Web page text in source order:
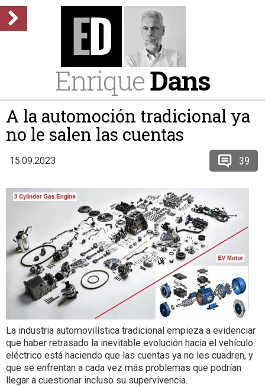
EnriqueDans
A la automoción tradicional ya
no le salen las cuentas
15.09.2023 39
La industria automovilística tradicional empieza a evidenciar
que haber retrasado la inevitable evolución hacia el vehículo
eléctrico está haciendo que las cuentas ya no les cuadren, y
que se enfrentan a cada vez más problemas que podrían
llegar a cuestionar incluso su supervivencia.